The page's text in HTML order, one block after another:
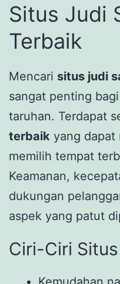
Situs Judi
Terbaik
Mencari situs judi
sangat penting
taruhan. Terdapat
terbaik yang dapat
memilih tempat
Keamanan,
dukungan
aspek yang patut
Ciri-Ciri